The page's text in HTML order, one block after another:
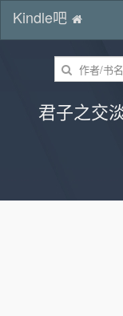
Kindle吧
君子之交